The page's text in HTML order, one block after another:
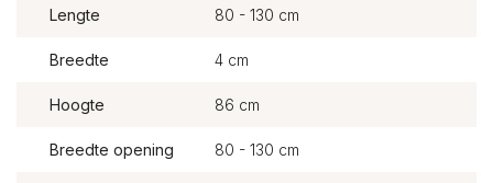
Lengte 80 - 130 cm
Breedte 4 cm
Hoogte 86 cm
Breedte opening 80 - 130 cm